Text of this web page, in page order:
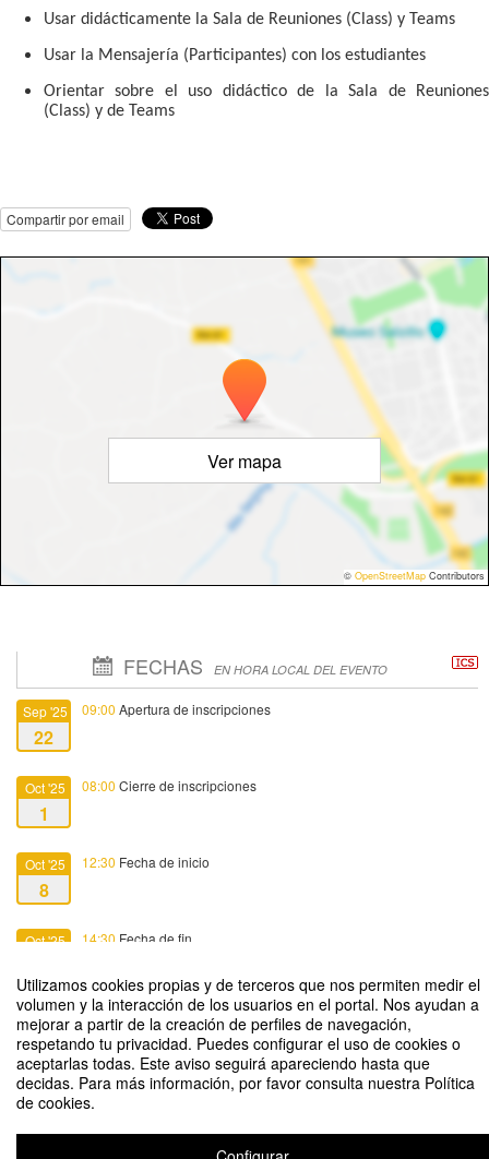
Utilizamos cookies propias y de terceros que nos permiten medir el
volumen y la interacción de los usuarios en el portal. Nos ayudan a
mejorar a partir de la creación de perfiles de navegación,
respetando tu privacidad. Puedes configurar el uso de cookies o
aceptarlas todas. Este aviso seguirá apareciendo hasta que
decidas. Para más información, por favor consulta nuestra Política
de cookies.
Usar didácticamente la Sala de Reuniones (Class) y Teams
Usar la Mensajería (Participantes) con los estudiantes
Orientar sobre el uso didáctico de la Sala de Reuniones
(Class) y de Teams
Compartir por email
Ver mapa
© OpenStreetMap Contributors
FECHAS EN HORA LOCAL DEL EVENTO
Sep '25
22
09:00 Apertura de inscripciones
Oct '25
1
08:00 Cierre de inscripciones
Oct '25
8
12:30 Fecha de inicio
Oct '25 14:30 Fecha de fin
Cómo mejorar la comunicación con mis alumnos a través de Moodle